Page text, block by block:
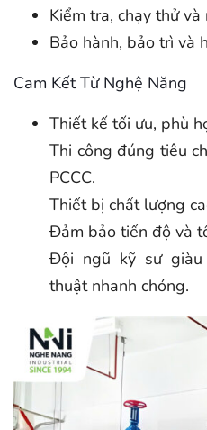
Kiểm tra, chạy thử và
Bảo hành, bảo trì và
Cam Kết Từ Nghệ Năng
Thiết kế tối ưu, phù
Thi công đúng tiêu
PCCC.
Thiết bị chất lượng
Đảm bảo tiến độ và
Đội ngũ kỹ sư
thuật nhanh chóng.